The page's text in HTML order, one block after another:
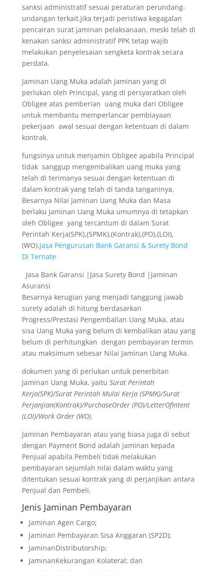
sanksi administratif sesuai peraturan perundang-
undangan terkait.Jika terjadi peristiwa kegagalan
pencairan surat jaminan pelaksanaan, meski telah di
kenakan sanksi administratif PPK tetap wajib
melakukan penyelesaian sengketa kontrak secara
perdata.
Jaminan Uang Muka adalah Jaminan yang di
perlukan oleh Principal, yang di persyaratkan oleh
Obligee atas pemberian uang muka dari Obligee
untuk membantu memperlancar pembiayaan
pekerjaan awal sesuai dengan ketentuan di dalam
kontrak.
fungsinya untuk menjamin Obligee apabila Principal
tidak sanggup mengembalikan uang muka yang
telah di terimanya sesuai dengan ketentuan di
dalam kontrak yang telah di tanda tanganinya.
Besarnya Nilai Jaminan Uang Muka dan Masa
berlaku Jaminan Uang Muka umumnya di tetapkan
oleh Obligee yang tercantum di dalam Surat
Perintah Kerja(SPK),(SPMK),(Kontrak),(PO),(LOI),
(WO).Jasa Pengurusan Bank Garansi & Surety Bond
Di Ternate
Jasa Bank Garansi |Jasa Surety Bond |Jaminan
Asuransi
Besarnya kerugian yang menjadi tanggung jawab
surety adalah di hitung berdasarkan
Progress/Prestasi Pengembalian Uang Muka, atau
sisa Uang Muka yang belum di kembalikan atau yang
belum di perhitungkan dengan pembayaran termin
atau maksimum sebesar Nilai Jaminan Uang Muka.
dokumen yang di perlukan untuk penerbitan
Jaminan Uang Muka, yaitu Surat Perintah
Kerja(SPK)/Surat Perintah Mulai Kerja (SPMK)/Surat
Perjanjian(Kontrak)/PurchaseOrder (PO)/LetterOfIntent
(LOI)/Work Order (WO).
Jaminan Pembayaran atau yang biasa juga di sebut
dengan Payment Bond adalah jaminan kepada
Penjual apabila Pembeli tidak melakukan
pembayaran sejumlah nilai dalam waktu yang
ditentukan sesuai kontrak yang di perjanjikan antara
Penjual dan Pembeli.
Jenis Jaminan Pembayaran
Jaminan Agen Cargo;
Jaminan Pembayaran Sisa Anggaran (SP2D);
JaminanDistributorship;
JaminanKekurangan Kolateral; dan